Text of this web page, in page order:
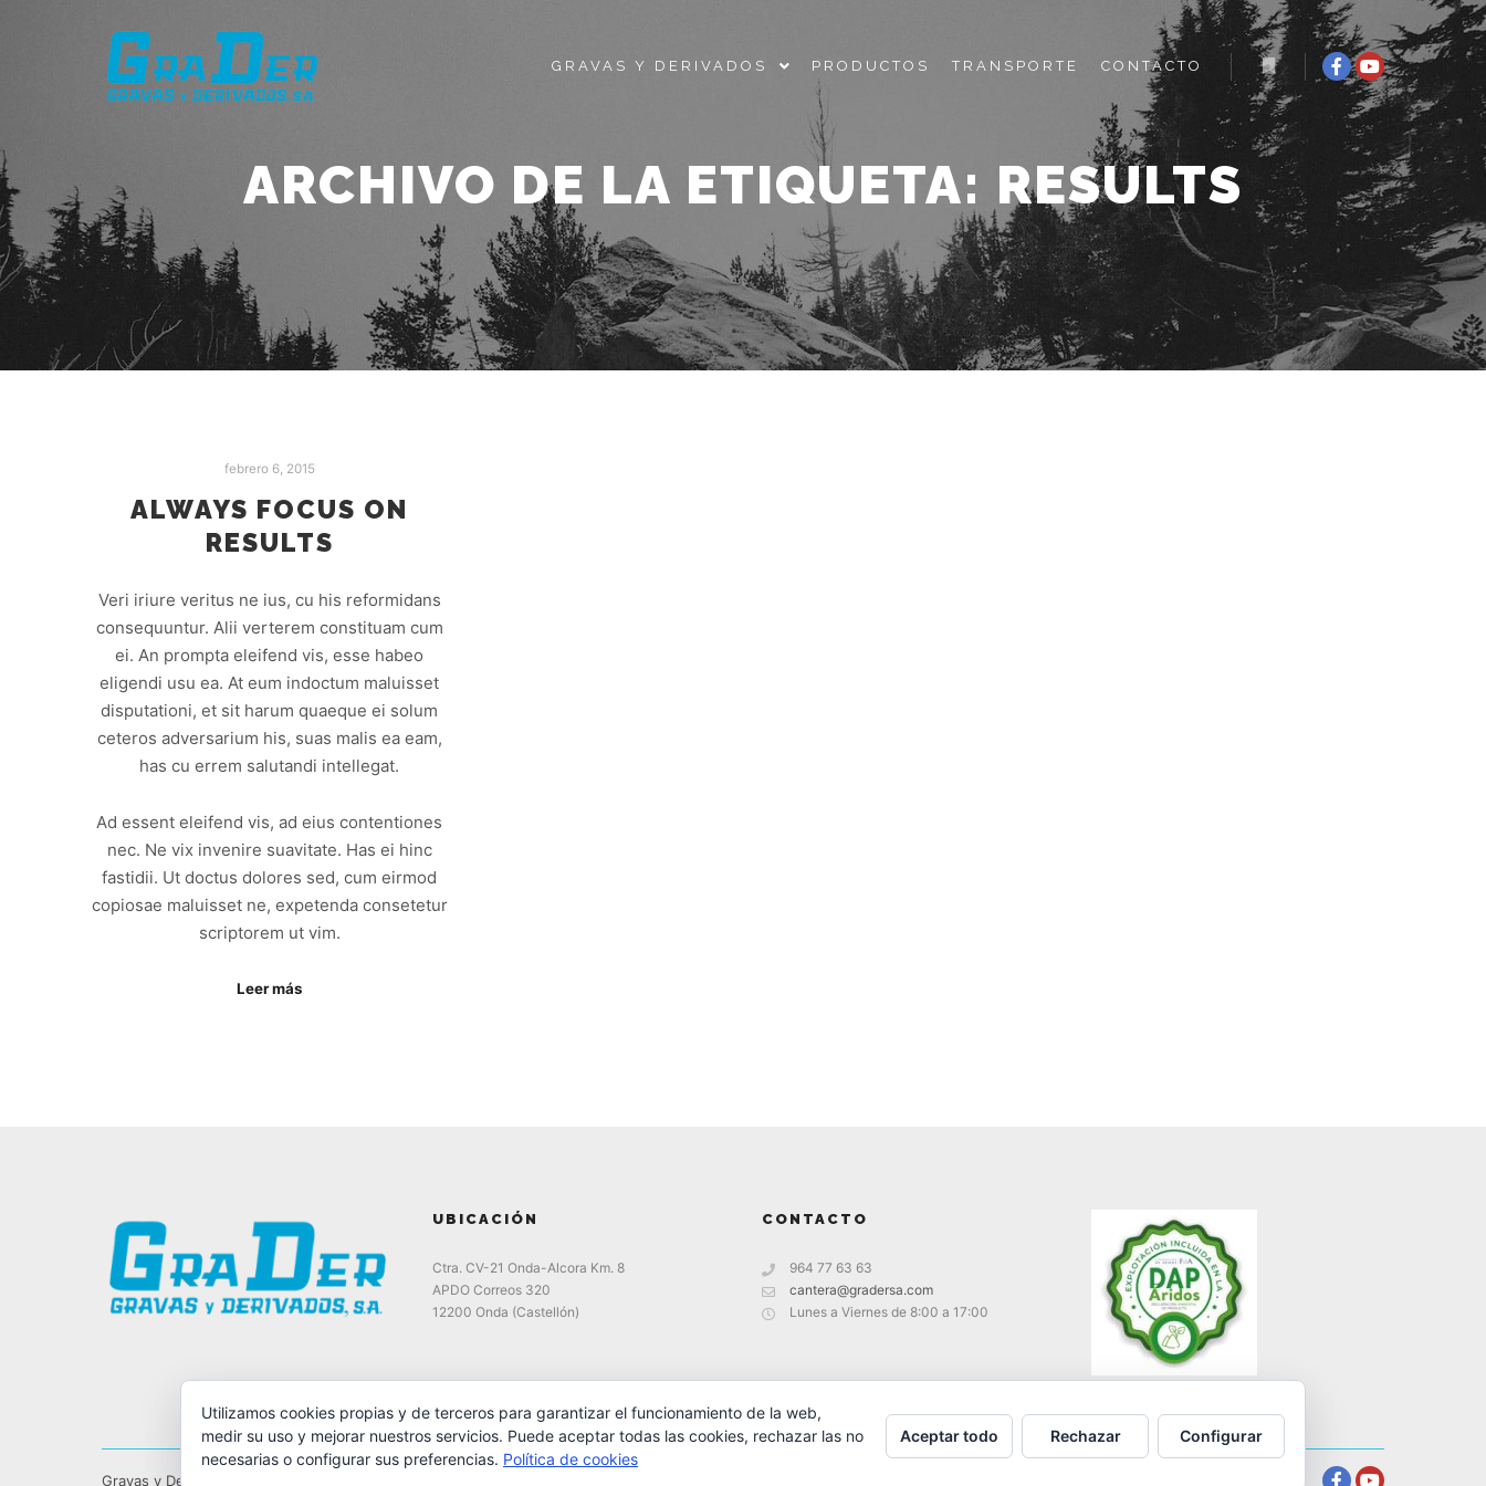
GRAVAS Y DERIVADOS PRODUCTOS TRANSPORTE
CONTACTO
Más información
ARCHIVO DE LA ETIQUETA: RESULTS
febrero 6, 2015
ALWAYS FOCUS ON
RESULTS
Veri iriure veritus ne ius, cu his reformidans
consequuntur. Alii verterem constituam cum
ei. An prompta eleifend vis, esse habeo
eligendi usu ea. At eum indoctum maluisset
disputationi, et sit harum quaeque ei solum
ceteros adversarium his, suas malis ea eam,
has cu errem salutandi intellegat.
Ad essent eleifend vis, ad eius contentiones
nec. Ne vix invenire suavitate. Has ei hinc
fastidii. Ut doctus dolores sed, cum eirmod
copiosae maluisset ne, expetenda consetetur
scriptorem ut vim.
Leer más
UBICACIÓN
Ctra. CV-21 Onda-Alcora Km. 8
APDO Correos 320
12200 Onda (Castellón)
CONTACTO
964 77 63 63
cantera@gradersa.com
Lunes a Viernes de 8:00 a 17:00
Gravas y Derivados, S.A.
Utilizamos cookies propias y de terceros para garantizar el funcionamiento de la web,
medir su uso y mejorar nuestros servicios. Puede aceptar todas las cookies, rechazar las no
necesarias o configurar sus preferencias. Política de cookies
Aceptar todo Rechazar Configurar